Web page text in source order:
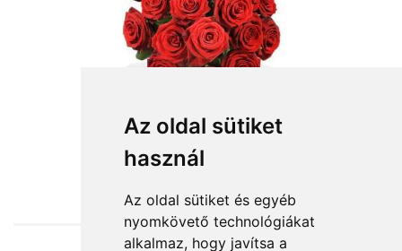
Az oldal sütiket
használ
Az oldal sütiket és egyéb
nyomkövető technológiákat
alkalmaz, hogy javítsa a
from HUF74,400